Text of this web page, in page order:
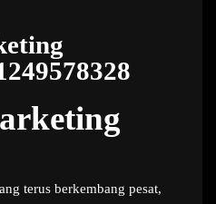
terus berkembang pesat,